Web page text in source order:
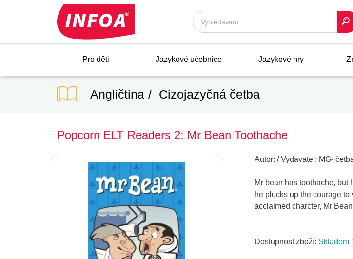
Pro děti Jazykové učebnice Jazykové hry
Angličtina Cizojazyčná četba
Popcorn ELT Readers 2: Mr Bean Toothache
Autor: /Vydavatel: MG-
Mr bean has toothache, but
he plucks up the courage
acclaimed charcter, Mr
Dostupnost zboží: Skladem